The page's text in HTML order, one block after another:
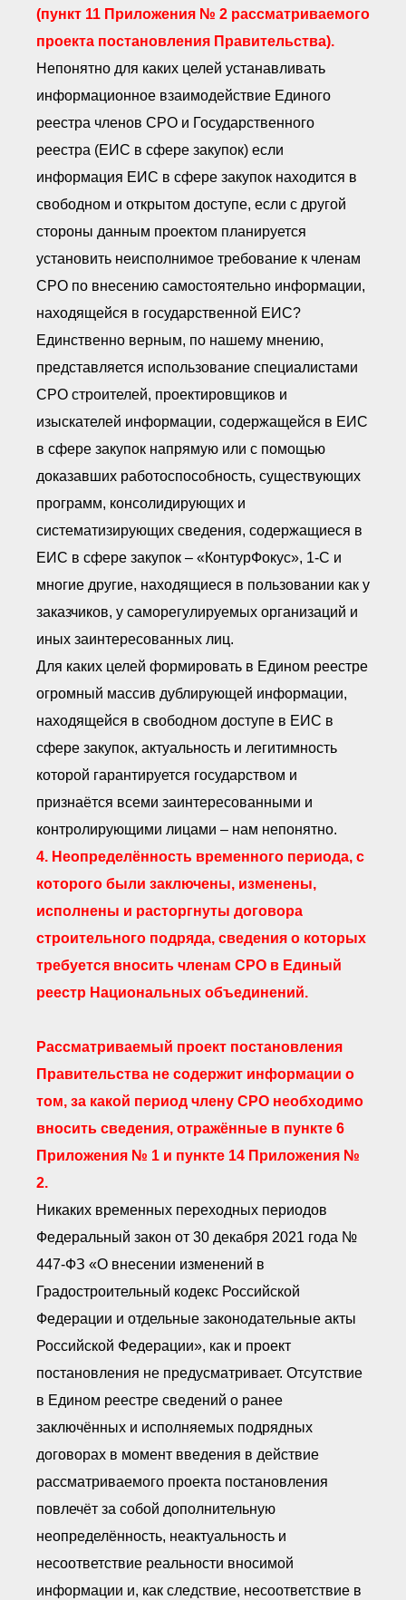
(пункт 11 Приложения № 2 рассматриваемого
проекта постановления Правительства).
Непонятно для каких целей устанавливать
информационное взаимодействие Единого
реестра членов СРО и Государственного
реестра (ЕИС в сфере закупок) если
информация ЕИС в сфере закупок находится в
свободном и открытом доступе, если с другой
стороны данным проектом планируется
установить неисполнимое требование к членам
СРО по внесению самостоятельно информации,
находящейся в государственной ЕИС?
Единственно верным, по нашему мнению,
представляется использование специалистами
СРО строителей, проектировщиков и
изыскателей информации, содержащейся в ЕИС
в сфере закупок напрямую или с помощью
доказавших работоспособность, существующих
программ, консолидирующих и
систематизирующих сведения, содержащиеся в
ЕИС в сфере закупок – «КонтурФокус», 1-С и
многие другие, находящиеся в пользовании как у
заказчиков, у саморегулируемых организаций и
иных заинтересованных лиц.
Для каких целей формировать в Едином реестре
огромный массив дублирующей информации,
находящейся в свободном доступе в ЕИС в
сфере закупок, актуальность и легитимность
которой гарантируется государством и
признаётся всеми заинтересованными и
контролирующими лицами – нам непонятно.
4. Неопределённость временного периода, с
которого были заключены, изменены,
исполнены и расторгнуты договора
строительного подряда, сведения о которых
требуется вносить членам СРО в Единый
реестр Национальных объединений.
Рассматриваемый проект постановления
Правительства не содержит информации о
том, за какой период члену СРО необходимо
вносить сведения, отражённые в пункте 6
Приложения № 1 и пункте 14 Приложения №
2.
Никаких временных переходных периодов
Федеральный закон от 30 декабря 2021 года №
447-ФЗ «О внесении изменений в
Градостроительный кодекс Российской
Федерации и отдельные законодательные акты
Российской Федерации», как и проект
постановления не предусматривает. Отсутствие
в Едином реестре сведений о ранее
заключённых и исполняемых подрядных
договорах в момент введения в действие
рассматриваемого проекта постановления
повлечёт за собой дополнительную
неопределённость, неактуальность и
несоответствие реальности вносимой
информации и, как следствие, несоответствие в